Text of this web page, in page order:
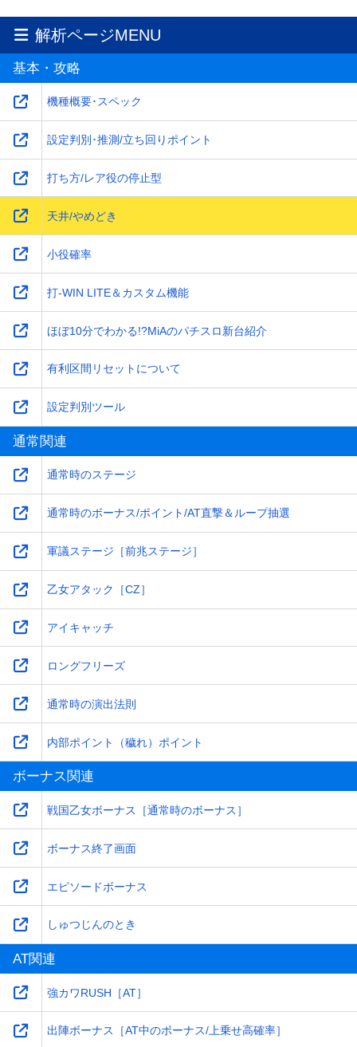
解析ページMENU
基本・攻略
機種概要･スペック
設定判別･推測/立ち回りポイント
打ち方/レア役の停止型
天井/やめどき
小役確率
打-WIN LITE＆カスタム機能
ほぼ10分でわかる!?MiAのパチスロ新台紹介
有利区間リセットについて
設定判別ツール
通常関連
通常時のステージ
通常時のボーナス/ポイント/AT直撃＆ループ抽選
軍議ステージ［前兆ステージ］
乙女アタック［CZ］
アイキャッチ
ロングフリーズ
通常時の演出法則
内部ポイント（穢れ）ポイント
ボーナス関連
戦国乙女ボーナス［通常時のボーナス］
ボーナス終了画面
エピソードボーナス
しゅつじんのとき
AT関連
強カワRUSH［AT］
出陣ボーナス［AT中のボーナス/上乗せ高確率］